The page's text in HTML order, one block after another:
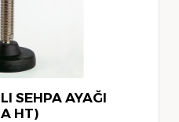
SEHPA AYAĞI
HT)